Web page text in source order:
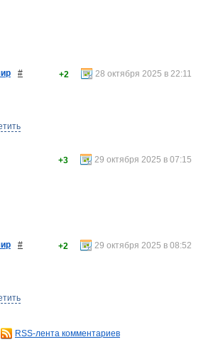
# 28 октября 2025 в 22:11
+2
29 октября 2025 в 07:15
+3
# 29 октября 2025 в 08:52
+2
RSS-лента комментариев